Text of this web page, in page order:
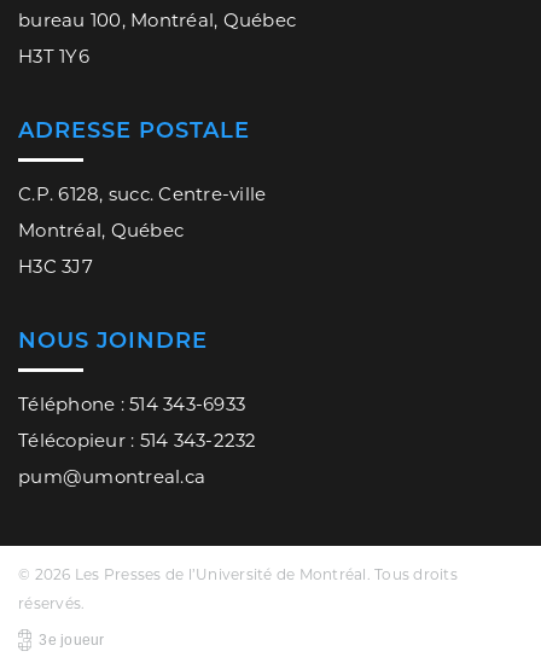
bureau 100, Montréal, Québec
H3T 1Y6
ADRESSE POSTALE
C.P. 6128, succ. Centre-ville
Montréal, Québec
H3C 3J7
NOUS JOINDRE
Téléphone : 514 343-6933
Télécopieur : 514 343-2232
pum@umontreal.ca
© 2026 Les Presses de l’Université de Montréal. Tous droits
réservés.
3e joueur